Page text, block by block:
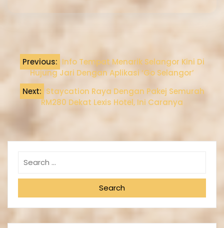
Previous: Info Tempat Menarik Selangor Kini Di
Hujung Jari Dengan Aplikasi ‘Go Selangor’
Next: Staycation Raya Dengan Pakej Semurah
RM280 Dekat Lexis Hotel, Ini Caranya
Search